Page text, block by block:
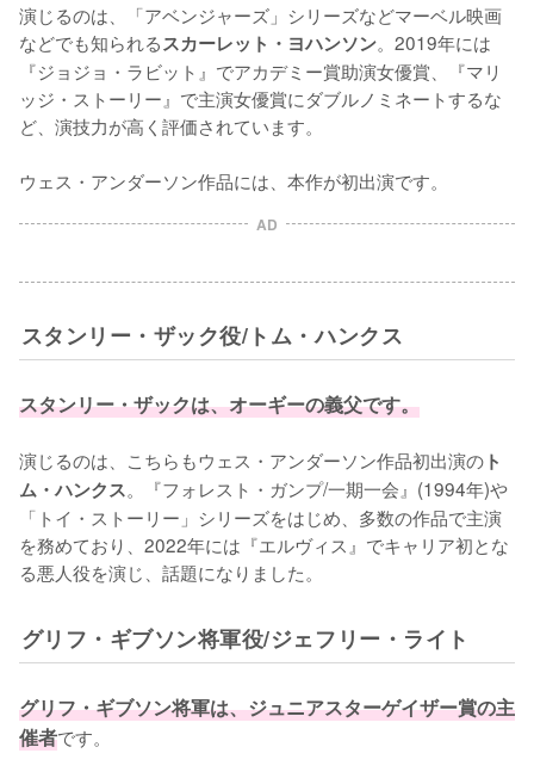
演じるのは、「アベンジャーズ」シリーズなどマーベル映画
などでも知られるスカーレット・ヨハンソン。2019年には
『ジョジョ・ラビット』でアカデミー賞助演女優賞、『マリ
ッジ・ストーリー』で主演女優賞にダブルノミネートするな
ど、演技力が高く評価されています。
ウェス・アンダーソン作品には、本作が初出演です。
AD
スタンリー・ザック役/トム・ハンクス
スタンリー・ザックは、オーギーの義父です。
演じるのは、こちらもウェス・アンダーソン作品初出演の ト
ム・ハンクス。『フォレスト・ガンプ/一期一会』(1994年)や
「トイ・ストーリー」シリーズをはじめ、多数の作品で主演
を務めており、2022年には『エルヴィス』でキャリア初とな
る悪人役を演じ、話題になりました。
グリフ・ギブソン将軍役/ジェフリー・ライト
グリフ・ギブソン将軍は、ジュニアスターゲイザー賞の主
催者です。